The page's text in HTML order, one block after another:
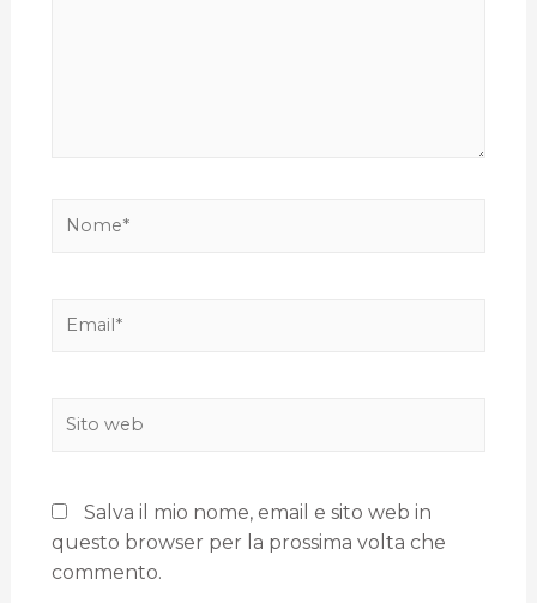
Salva il mio nome, email e sito web in
questo browser per la prossima volta che
commento.